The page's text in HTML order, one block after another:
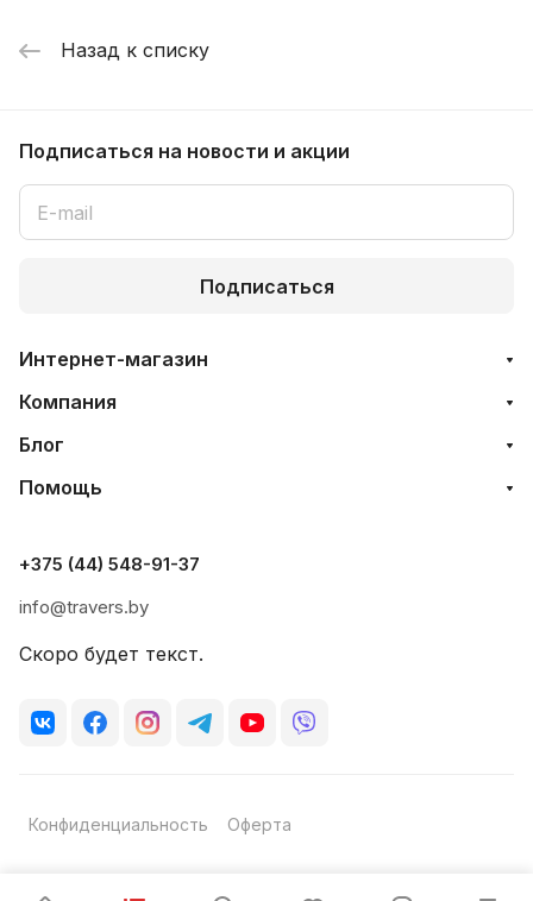
Назад к списку
Подписаться на новости и акции
Подписаться
Интернет-магазин
Компания
Блог
Помощь
+375 (44) 548-91-37
info@travers.by
Скоро будет текст.
Конфиденциальность Оферта